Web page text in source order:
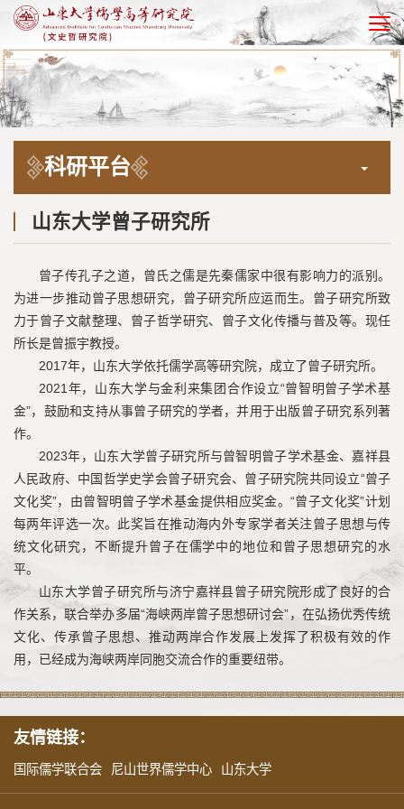
EN
科研平台
山东大学曾子研究所
曾子传孔子之道，曾氏之儒是先秦儒家中很有影响力的派别。
为进一步推动曾子思想研究，曾子研究所应运而生。曾子研究所致
力于曾子文献整理、曾子哲学研究、曾子文化传播与普及等。现任
所长是曾振宇教授。
2017年，山东大学依托儒学高等研究院，成立了曾子研究所。
2021年，山东大学与金利来集团合作设立“曾智明曾子学术基
金”，鼓励和支持从事曾子研究的学者，并用于出版曾子研究系列著
作。
2023年，山东大学曾子研究所与曾智明曾子学术基金、嘉祥县
人民政府、中国哲学史学会曾子研究会、曾子研究院共同设立“曾子
文化奖”，由曾智明曾子学术基金提供相应奖金。“曾子文化奖”计划
每两年评选一次。此奖旨在推动海内外专家学者关注曾子思想与传
统文化研究，不断提升曾子在儒学中的地位和曾子思想研究的水
平。
山东大学曾子研究所与济宁嘉祥县曾子研究院形成了良好的合
作关系，联合举办多届“海峡两岸曾子思想研讨会”，在弘扬优秀传统
文化、传承曾子思想、推动两岸合作发展上发挥了积极有效的作
用，已经成为海峡两岸同胞交流合作的重要纽带。
友情链接：
国际儒学联合会 尼山世界儒学中心 山东大学